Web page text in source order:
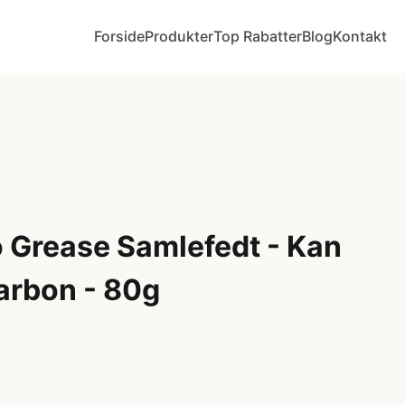
ForsideProdukterTop RabatterBlogKontakt
Samlefedt - Kan
- 80g